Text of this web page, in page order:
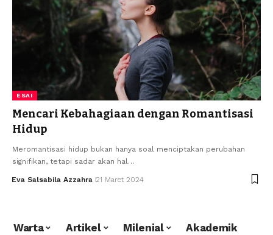
ESAI
Mencari Kebahagiaan dengan Romantisasi
Hidup
Meromantisasi hidup bukan hanya soal menciptakan perubahan
signifikan, tetapi sadar akan hal…
Eva Salsabila Azzahra 21 Maret 2024
Warta Artikel Milenial Akademik